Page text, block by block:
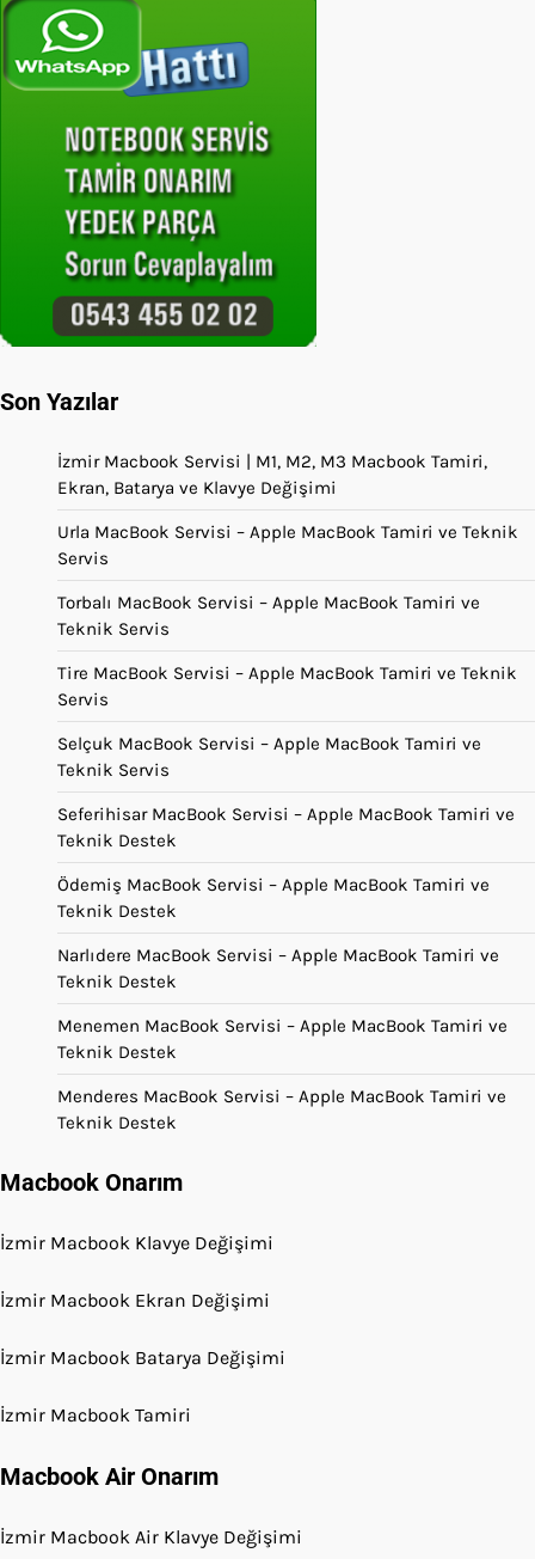
Son Yazılar
İzmir Macbook Servisi | M1, M2, M3 Macbook Tamiri,
Ekran, Batarya ve Klavye Değişimi
Urla MacBook Servisi – Apple MacBook Tamiri ve Teknik
Servis
Torbalı MacBook Servisi – Apple MacBook Tamiri ve
Teknik Servis
Tire MacBook Servisi – Apple MacBook Tamiri ve Teknik
Servis
Selçuk MacBook Servisi – Apple MacBook Tamiri ve
Teknik Servis
Seferihisar MacBook Servisi – Apple MacBook Tamiri ve
Teknik Destek
Ödemiş MacBook Servisi – Apple MacBook Tamiri ve
Teknik Destek
Narlıdere MacBook Servisi – Apple MacBook Tamiri ve
Teknik Destek
Menemen MacBook Servisi – Apple MacBook Tamiri ve
Teknik Destek
Menderes MacBook Servisi – Apple MacBook Tamiri ve
Teknik Destek
Macbook Onarım
İzmir Macbook Klavye Değişimi
İzmir Macbook Ekran Değişimi
İzmir Macbook Batarya Değişimi
İzmir Macbook Tamiri
Macbook Air Onarım
İzmir Macbook Air Klavye Değişimi